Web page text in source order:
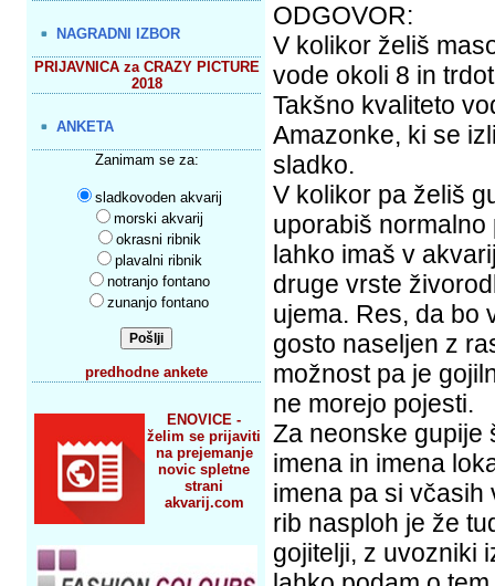
NAGRADNI IZBOR
PRIJAVNICA za CRAZY PICTURE
2018
ANKETA
Zanimam se za:
sladkovoden akvarij
morski akvarij
okrasni ribnik
plavalni ribnik
notranjo fontano
zunanjo fontano
predhodne ankete
ENOVICE -
želim se prijaviti
na prejemanje
novic spletne
strani
akvarij.com
ODGOVOR:
V kolikor želiš
vode okoli 8 in
Takšno kvaliteto
Amazonke, ki se
sladko.
V kolikor pa želiš
uporabiš
lahko imaš v
druge vrste
ujema. Res, da bo
gosto naseljen z
možnost pa je
ne morejo pojesti.
Za neonske gupije
imena in imena
imena pa si včasih
rib nasploh je že
gojitelji, z uvozniki